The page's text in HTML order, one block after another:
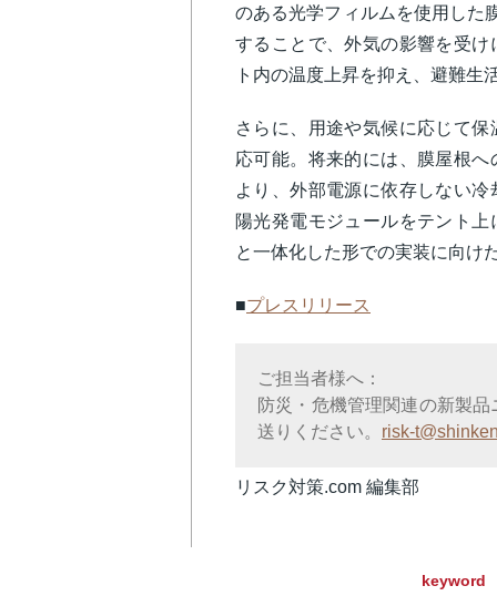
のある光学フィルムを使用した
することで、外気の影響を受
ト内の温度上昇を抑え、避難生
さらに、用途や気候に応じて
応可能。将来的には、膜屋根
より、外部電源に依存しない
陽光発電モジュールをテント
と一体化した形での実装に向け
■プレスリリース
ご担当者様へ：
防災・危機管理関連の新製
送りください。 risk-
リスク対策.com 編集部
keyword